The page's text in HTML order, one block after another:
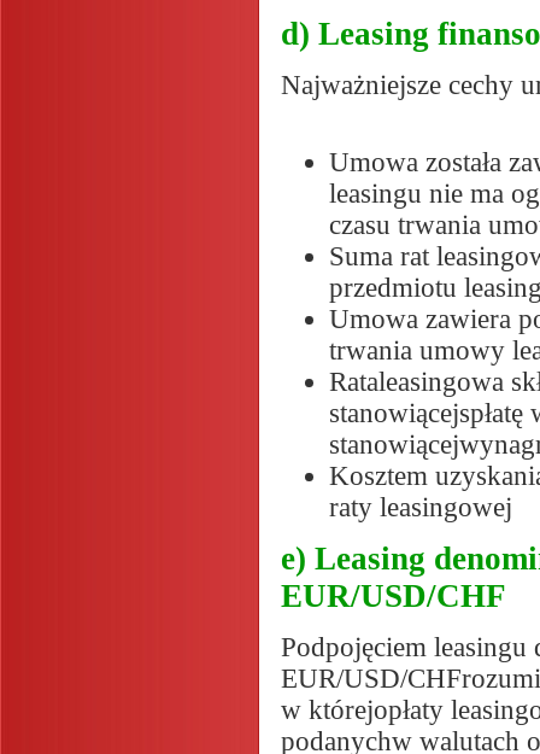
d) Leasing
Najważniejsze cechy
Umowa została
leasingu nie ma
czasu trwania
Suma rat
przedmiotu
Umowa zawiera
trwania umowy
Rataleasingowa
Kosztem
raty leasingowej
e) Leasing
EUR/USD/CHF
Podpojęciem leasingu
EUR/USD/
w którejopłaty
podanychw walutach